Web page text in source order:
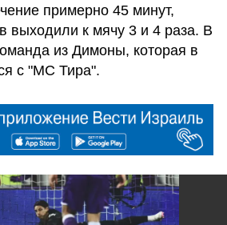
примерно 45 минут,
выходили к мячу 3 и 4 раза. В
из Димоны, которая в
с "МС Тира".